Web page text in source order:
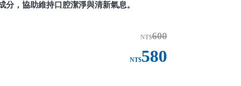
分，協助維持口腔潔淨與清新氣息。
NT$600
NT$580